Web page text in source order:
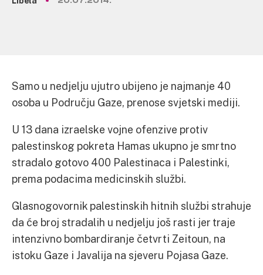
Samo u nedjelju ujutro ubijeno je najmanje 40
osoba u Području Gaze, prenose svjetski mediji.
U 13 dana izraelske vojne ofenzive protiv
palestinskog pokreta Hamas ukupno je smrtno
stradalo gotovo 400 Palestinaca i Palestinki,
prema podacima medicinskih službi.
Glasnogovornik palestinskih hitnih službi strahuje
da će broj stradalih u nedjelju još rasti jer traje
intenzivno bombardiranje četvrti Zeitoun, na
istoku Gaze i Javalija na sjeveru Pojasa Gaze.